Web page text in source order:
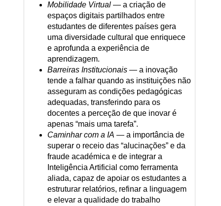
Mobilidade Virtual— a criação de
espaços digitais partilhados entre
estudantes de diferentes países gera
uma diversidade cultural que enriquece
e aprofunda a experiência de
aprendizagem.
Barreiras Institucionais— a inovação
tende a falhar quando as instituições não
asseguram as condições pedagógicas
adequadas, transferindo para os
docentes a perceção de que inovar é
apenas “mais uma tarefa”.
Caminhar com a IA — a importância de
superar o receio das “alucinações” e da
fraude académica e de integrar a
Inteligência Artificial como ferramenta
aliada, capaz de apoiar os estudantes a
estruturar relatórios, refinar a linguagem
e elevar a qualidade do trabalho